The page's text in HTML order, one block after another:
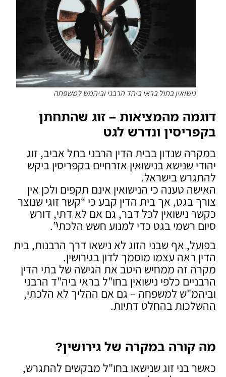
נישואין בחול בראי ביהד הרבני וביהמש למשפחה
דוגמה מהמציאות – זוג שהתחתן
בקפריסין ונדרש לגט
במקרה שנדון בבית הדין הרבני בתל אביב, זוג
יהודי שנישא בנישואין אזרחיים בקפריסין ביקש
להתגרש בישראל.
האישה טענה כי הנישואין אינם תקפים ולכן אין
צורך בגט, אך בית הדין קבע כי “קשר זוגי שנוצר
כקשר נישואין לכל דבר, גם אם לא דתי, דורש
סיום רשמי בגט כדי למנוע חשש הלכתי”.
בפועל, אף שבני הזוג לא נישאו דרך הרבנות, בית
הדין ראה עצמו מוסמך לדון בגירושין.
מקרה זה ממחיש היטב את הגישה של בתי הדין
הרבניים כלפי נישואין בחו"ל בראי ביה"ד הרבני
וביהמ"ש למשפחה – גם אם ההליך לא הלכתי,
ההשלכות בהחלט דתיות.
מה קורה במקרה של גירושין?
כאשר בני זוג שנישאו בחו"ל מבקשים להתגרש,